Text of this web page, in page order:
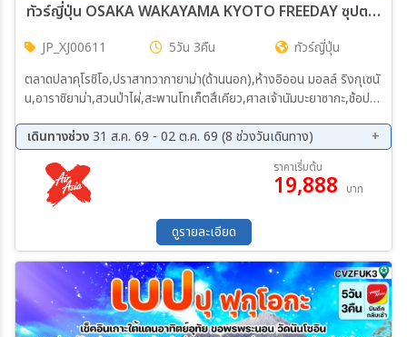
ทัวร์ญี่ปุ่น OSAKA WAKAYAMA KYOTO FREEDAY ซุปตาร์..โอซาก้าครบทุกฟีล...ดีลนี้ห้ามพลาด 5วัน 3คืน (XJ)
JP_XJ00611 5วัน 3คืน
ทัวร์ญี่ปุ่น
ตลาดปลาคุโรชิโอ,ปราสาทวากายาม่า(ด้านนอก),ห้างอิออน มอลล์ ริงกุเซนั
น,อาราชิยาม่า,สวนป่าไผ่,สะพานโทเก็ตสึเคียว,ศาลเจ้านัมบะยาซากะ,ช้อป
เดินทางช่วง31 ส.ค. 69 - 02 ต.ค. 69 (8 ช่วงวันเดินทาง)
31 ส.ค. 69 - 04 ก.ย. 69
02 ก.ย. 69 - 06 ก.ย. 69
08 ก.ย. 69 - 12 ก.ย. 69
12 ก.ย. 69 - 16 ก.ย. 69
18 ก.ย. 69 - 22 ก.ย. 69
19 ก.ย. 69 - 23 ก.ย. 69
28 ก.ย. 69 - 02 ต.ค. 69
ราคาเริ่มต้น
19,888 บาท
ดูรายละเอียด